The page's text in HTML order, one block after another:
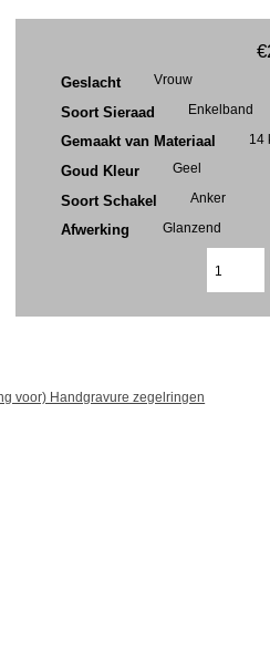
Geslacht Vrouw
Soort Sieraad Enkelband
Gemaakt van Materiaal 14
Goud Kleur Geel
Soort Schakel Anker
Afwerking Glanzend